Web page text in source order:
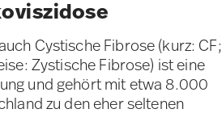
Cystische Fibrose (kurz: CF;
Zystische Fibrose) ist eine
und gehört mit etwa 8.000
zu den eher seltenen